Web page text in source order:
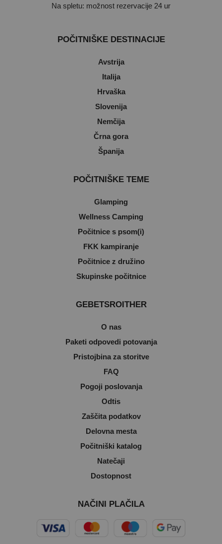
Na spletu: možnost rezervacije 24 ur
POČITNIŠKE DESTINACIJE
Avstrija
Italija
Hrvaška
Slovenija
Nemčija
Črna gora
Španija
POČITNIŠKE TEME
Glamping
Wellness Camping
Počitnice s psom(i)
FKK kampiranje
Počitnice z družino
Skupinske počitnice
GEBETSROITHER
O nas
Paketi odpovedi potovanja
Pristojbina za storitve
FAQ
Pogoji poslovanja
Odtis
Zaščita podatkov
Delovna mesta
Počitniški katalog
Natečaji
Dostopnost
NAČINI PLAČILA